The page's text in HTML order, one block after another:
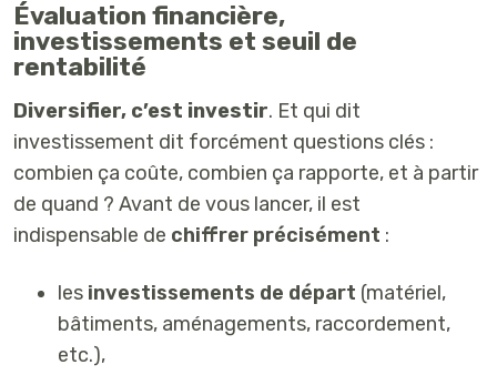
Évaluation financière,
investissements et seuil de
rentabilité
Diversifier, c’est investir. Et qui dit
investissement dit forcément questions clés :
combien ça coûte, combien ça rapporte, et à partir
de quand ? Avant de vous lancer, il est
indispensable de chiffrer précisément :
les investissements de départ (matériel,
bâtiments, aménagements, raccordement,
etc.),